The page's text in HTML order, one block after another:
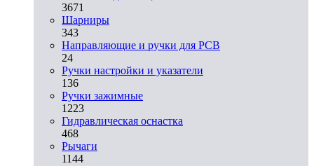
3671
Шарниры
343
Направляющие и ручки для PCB
24
Ручки настройки и указатели
136
Ручки зажимные
1223
Гидравлическая оснастка
468
Рычаги
1144